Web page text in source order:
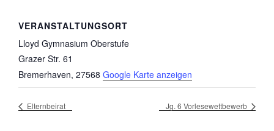
VERANSTALTUNGSORT
Lloyd Gymnasium Oberstufe
Grazer Str. 61
Bremerhaven, 27568 Google Karte anzeigen
Elternbeirat Jg. 6 Vorlesewettbewerb